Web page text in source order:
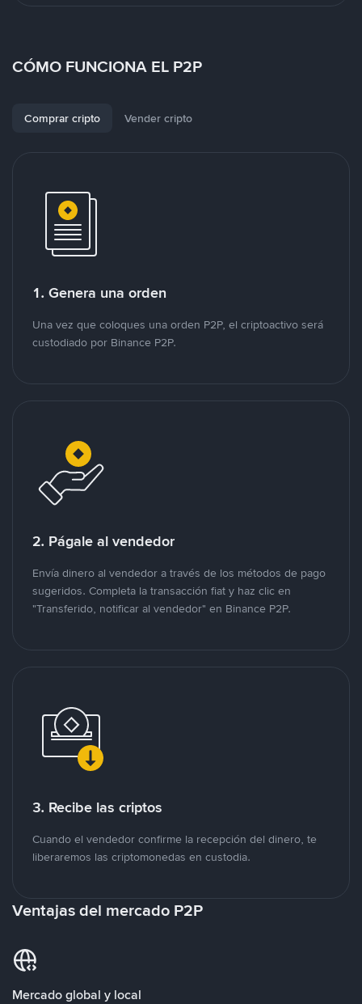
CÓMO FUNCIONA EL P2P
Comprar cripto Vender cripto
1. Genera una orden
Una vez que coloques una orden P2P, el criptoactivo será
custodiado por Binance P2P.
2. Págale al vendedor
Envía dinero al vendedor a través de los métodos de pago
sugeridos. Completa la transacción fiat y haz clic en
"Transferido, notificar al vendedor" en Binance P2P.
3. Recibe las criptos
Cuando el vendedor confirme la recepción del dinero, te
liberaremos las criptomonedas en custodia.
Ventajas del mercado P2P
Mercado global y local